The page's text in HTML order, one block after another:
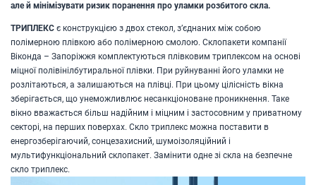
але й мінімізувати ризик поранення про уламки розбитого скла.
ТРИПЛЕКС є конструкцією з двох стекол, з’єднаних між собою
полімерною плівкою або полімерною смолою. Склопакети компанії
Віконда – Запоріжжя комплектуються плівковим триплексом на основі
міцної полівінілбутиральної плівки. При руйнуванні його уламки не
розлітаються, а залишаються на плівці. При цьому цілісність вікна
зберігається, що унеможливлює несанкціоноване проникнення. Таке
вікно вважається більш надійним і міцним і застосовним у приватному
секторі, на перших поверхах. Скло триплекс можна поставити в
енергозберігаючий, сонцезахисний, шумоізоляційний і
мультифункціональний склопакет. Замінити одне зі скла на безпечне
скло триплекс.